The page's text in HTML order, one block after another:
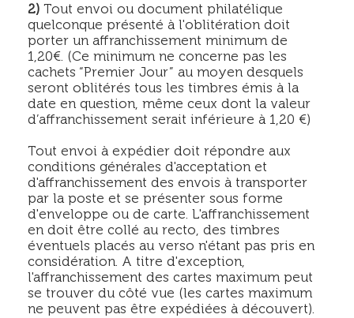
2) Tout envoi ou document philatélique
quelconque présenté à l'oblitération doit
porter un affranchissement minimum de
1,20€. (Ce minimum ne concerne pas les
cachets “Premier Jour” au moyen desquels
seront oblitérés tous les timbres émis à la
date en question, même ceux dont la valeur
d’affranchissement serait inférieure à 1,20 €)
Tout envoi à expédier doit répondre aux
conditions générales d'acceptation et
d'affranchissement des envois à transporter
par la poste et se présenter sous forme
d'enveloppe ou de carte. L'affranchissement
en doit être collé au recto, des timbres
éventuels placés au verso n'étant pas pris en
considération. A titre d'exception,
l'affranchissement des cartes maximum peut
se trouver du côté vue (les cartes maximum
ne peuvent pas être expédiées à découvert).